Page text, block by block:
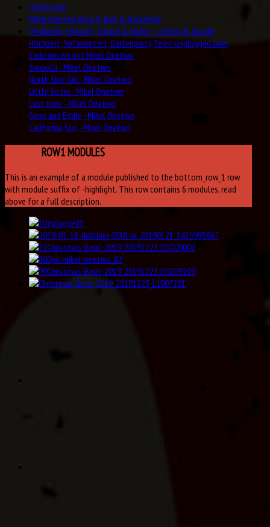
Unplugged
Mikel Onetwo Rock 'n' Roll & Rockabilly
Headache, Smooth, Slippin & Slidin' + Johnny B. Goode
Hochzeit, Sofakonzert, Gartenparty, Feier: Unplugged oder
Clubconcert mit Mikel Onetwo
Smooth - Mikel Onetwo
North Side Girl - Mikel Onetwo
Little Sister - Mikel Onetwo
Last time - Mikel Onetwo
Gene and Eddie - Mikel Onetwo
California Sun - Mikel Onetwo
ROW1 MODULES
This is an example of a module published to the bottom_row_1 row
with module suffix of -highlight. This row contains 6 modules, read
above for a full description.